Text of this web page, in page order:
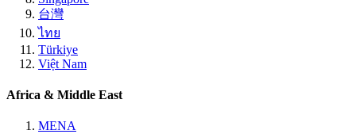
台灣
ไทย
Türkiye
Việt Nam
Africa & Middle East
MENA